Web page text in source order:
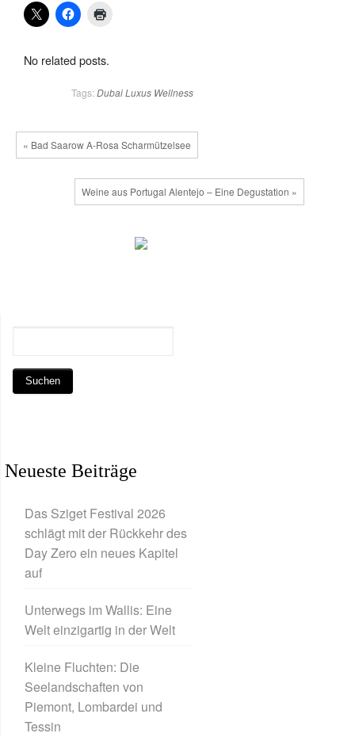
No related posts.
Tags: DubaiLuxus Wellness
« Bad Saarow A-Rosa Scharmützelsee
Weine aus Portugal Alentejo – Eine Degustation »
Neueste Beiträge
Das Sziget Festival 2026
schlägt mit der Rückkehr des
Day Zero ein neues Kapitel
auf
Unterwegs im Wallis: Eine
Welt einzigartig in der Welt
Kleine Fluchten: Die
Seelandschaften von
Piemont, Lombardei und
Tessin